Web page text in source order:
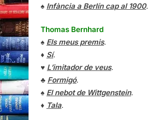
♠ Infància a Berlín cap al 1900.
Thomas Bernhard
♠ Els meus premis.
♦ Sí.
♥ L’imitador de veus.
♣ Formigó.
♠ El nebot de Wittgenstein.
♦ Tala.